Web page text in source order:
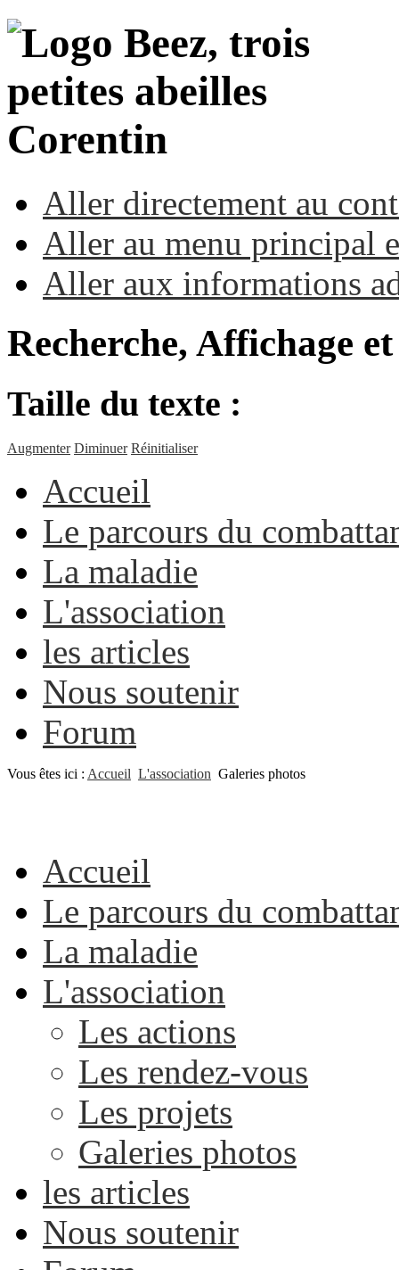
Corentin
Aller directement au
Aller au menu principal
Aller aux informations
Recherche, Affichage
Taille du texte :
Augmenter Diminuer Réinitialiser
Accueil
Le parcours du
La maladie
L'association
les articles
Nous soutenir
Forum
Vous êtes ici : Accueil L'association Galeries photos
Accueil
Le parcours du
La maladie
L'association
Les actions
Les rendez-vous
Les projets
Galeries photos
les articles
Nous soutenir